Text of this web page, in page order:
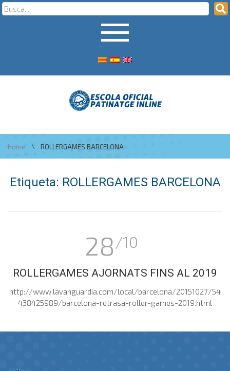
Home \ ROLLERGAMES BARCELONA
Etiqueta: ROLLERGAMES BARCELONA
28/10
ROLLERGAMES AJORNATS FINS AL 2019
http://www.lavanguardia.com/local/barcelona/20151027/54
438425989/barcelona-retrasa-roller-games-2019.html